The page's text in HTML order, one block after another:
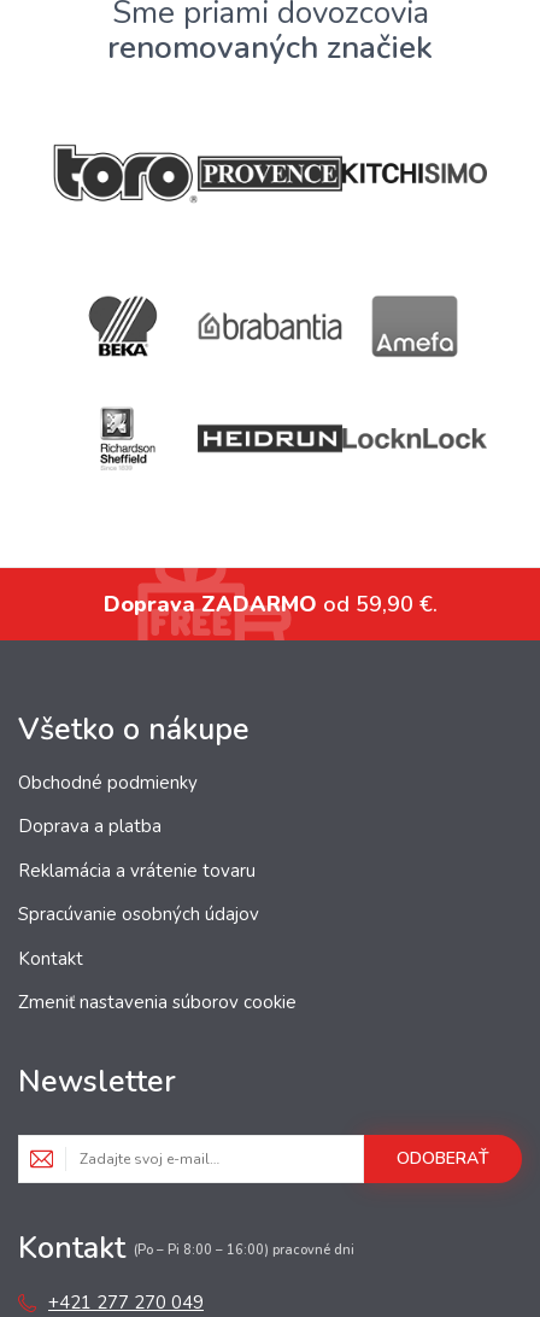
Sme priami dovozcovia
renomovaných značiek
Doprava ZADARMO od 59,90 €.
Všetko o nákupe
Obchodné podmienky
Doprava a platba
Reklamácia a vrátenie tovaru
Spracúvanie osobných údajov
Kontakt
Zmeniť nastavenia súborov cookie
Newsletter
ODOBERAŤ
Kontakt (Po – Pi 8:00 – 16:00) pracovné dni
+421 277 270 049